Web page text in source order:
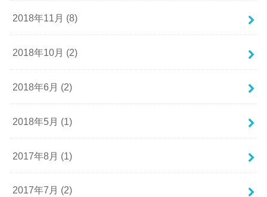
2018年11月 (8)
2018年10月 (2)
2018年6月 (2)
2018年5月 (1)
2017年8月 (1)
2017年7月 (2)